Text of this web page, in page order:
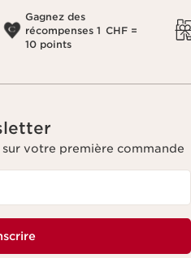
Gagnez des
récompenses 1 CHF =
10 points
votre première commande